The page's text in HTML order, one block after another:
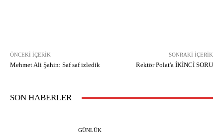
ÖNCEKI İÇERIK
Mehmet Ali Şahin: Saf saf izledik
SONRAKI İÇERIK
Rektör Polat'a İKİNCİ SORU
SON HABERLER
GÜNLÜK